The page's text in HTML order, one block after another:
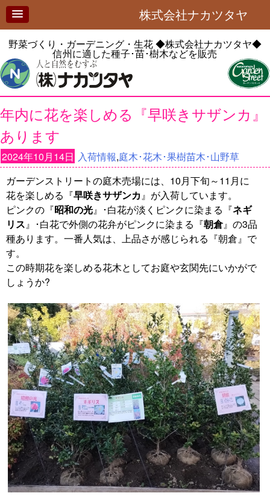
株式会社ナカツタヤ
野菜づくり・ガーデニング・生花◆株式会社ナカツタヤ◆
信州に適した種子･苗･樹木などを販売
年内に花を楽しめる『早咲きサザンカ』
あります
2024年10月14日 入荷情報,庭木･花木･果樹苗木･山野草
ガーデンストリートの庭木売場には、10月下旬～11月に
花を楽しめる『早咲きサザンカ』が入荷しています。
ピンクの『昭和の光』･白花が淡くピンクに染まる『ネギ
リス』･白花で外側の花弁がピンクに染まる『朝倉』の3品
種あります。一番人気は、上品さが感じられる『朝倉』で
す。
この時期花を楽しめる花木としてお庭や玄関先にいかがで
しょうか?